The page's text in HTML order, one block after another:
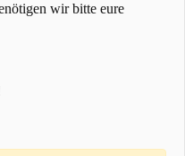
wir bitte eure